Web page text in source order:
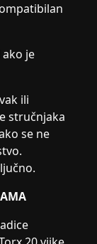
je
ili
stručnjaka
se ne